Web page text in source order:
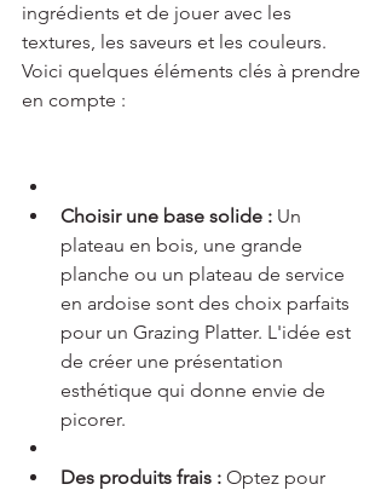
ingrédients et de jouer avec les
textures, les saveurs et les couleurs.
Voici quelques éléments clés à prendre
en compte :
Choisir une base solide : Un
plateau en bois, une grande
planche ou un plateau de service
en ardoise sont des choix parfaits
pour un Grazing Platter. L'idée est
de créer une présentation
esthétique qui donne envie de
picorer.
Des produits frais : Optez pour